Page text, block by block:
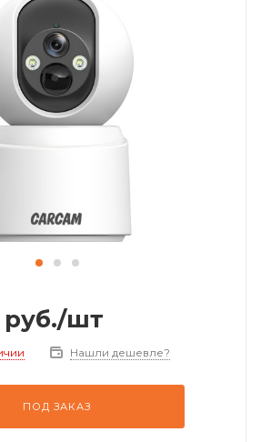
руб./шт
Нашли дешевле?
ПОД ЗАКАЗ